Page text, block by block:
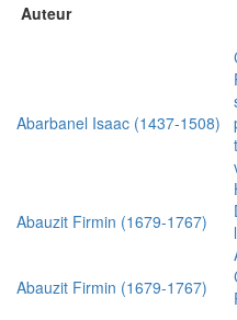
Auteur
Abarbanel Isaac (1437-1508)
Abauzit Firmin (1679-1767)
Abauzit Firmin (1679-1767)